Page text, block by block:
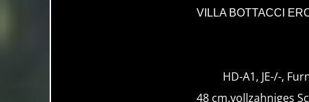
VILLA BOTTACCI
HD-A1, JE-/-,
48 cm,vollzahniges